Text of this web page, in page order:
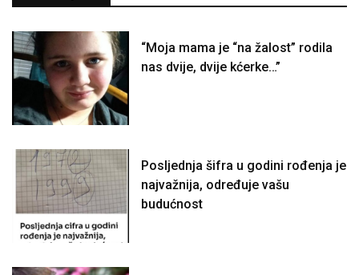
“Moja mama je “na žalost” rodila
nas dvije, dvije kćerke…”
Posljednja šifra u godini rođenja je
najvažnija, određuje vašu
budućnost